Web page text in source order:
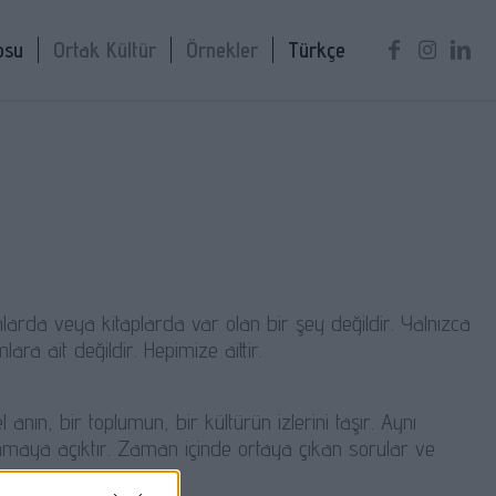
Ortak Kültür Örnekler Türkçe
veya kitaplarda var olan bir şey değildir. Yalnızca
ait değildir. Hepimize aittir.
bir toplumun, bir kültürün izlerini taşır. Aynı
açıktır. Zaman içinde ortaya çıkan sorular ve